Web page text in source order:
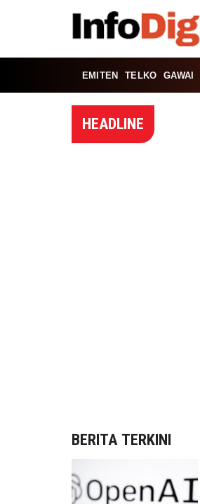
EMITEN TELKO GAWAI
HEADLINE
BERITA TERKINI